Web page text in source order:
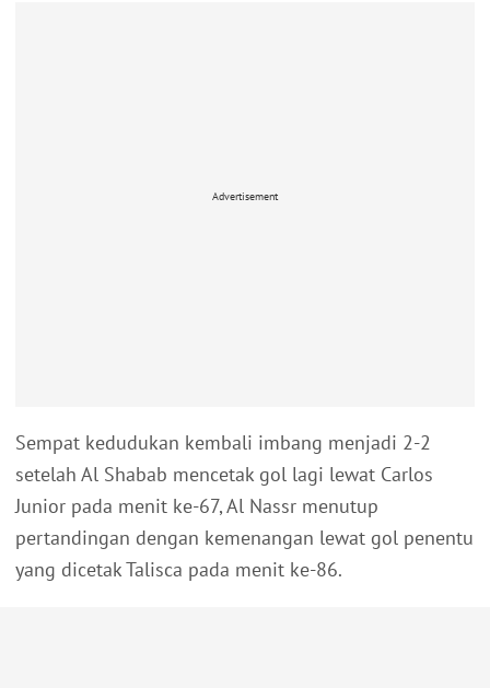
Advertisement
Sempat kedudukan kembali imbang menjadi 2-2
setelah Al Shabab mencetak gol lagi lewat Carlos
Junior pada menit ke-67, Al Nassr menutup
pertandingan dengan kemenangan lewat gol penentu
yang dicetak Talisca pada menit ke-86.